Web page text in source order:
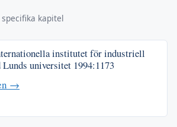
kapitel
institutet för industriell
universitet 1994:1173
→